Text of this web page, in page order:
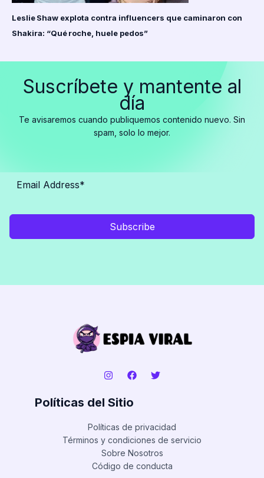
Leslie Shaw explota contra influencers que caminaron con
Shakira: “Qué roche, huele pedos”
Suscríbete y mantente al
día
Te avisaremos cuando publiquemos contenido nuevo. Sin
spam, solo lo mejor.
Subscribe
Políticas del Sitio
Políticas de privacidad
Términos y condiciones de servicio
Sobre Nosotros
Código de conducta